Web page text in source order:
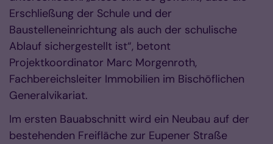
Erschließung der Schule und der
Baustelleneinrichtung als auch der schulische
Ablauf sichergestellt ist“, betont
Projektkoordinator Marc Morgenroth,
Fachbereichsleiter Immobilien im Bischöflichen
Generalvikariat.
Im ersten Bauabschnitt wird ein Neubau auf der
bestehenden Freifläche zur Eupener Straße